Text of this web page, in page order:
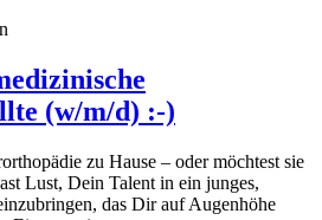
(w/m/d) :-)
zu Hause – oder möchtest sie
Lust, Dein Talent in ein junges,
das Dir auf Augenhöhe